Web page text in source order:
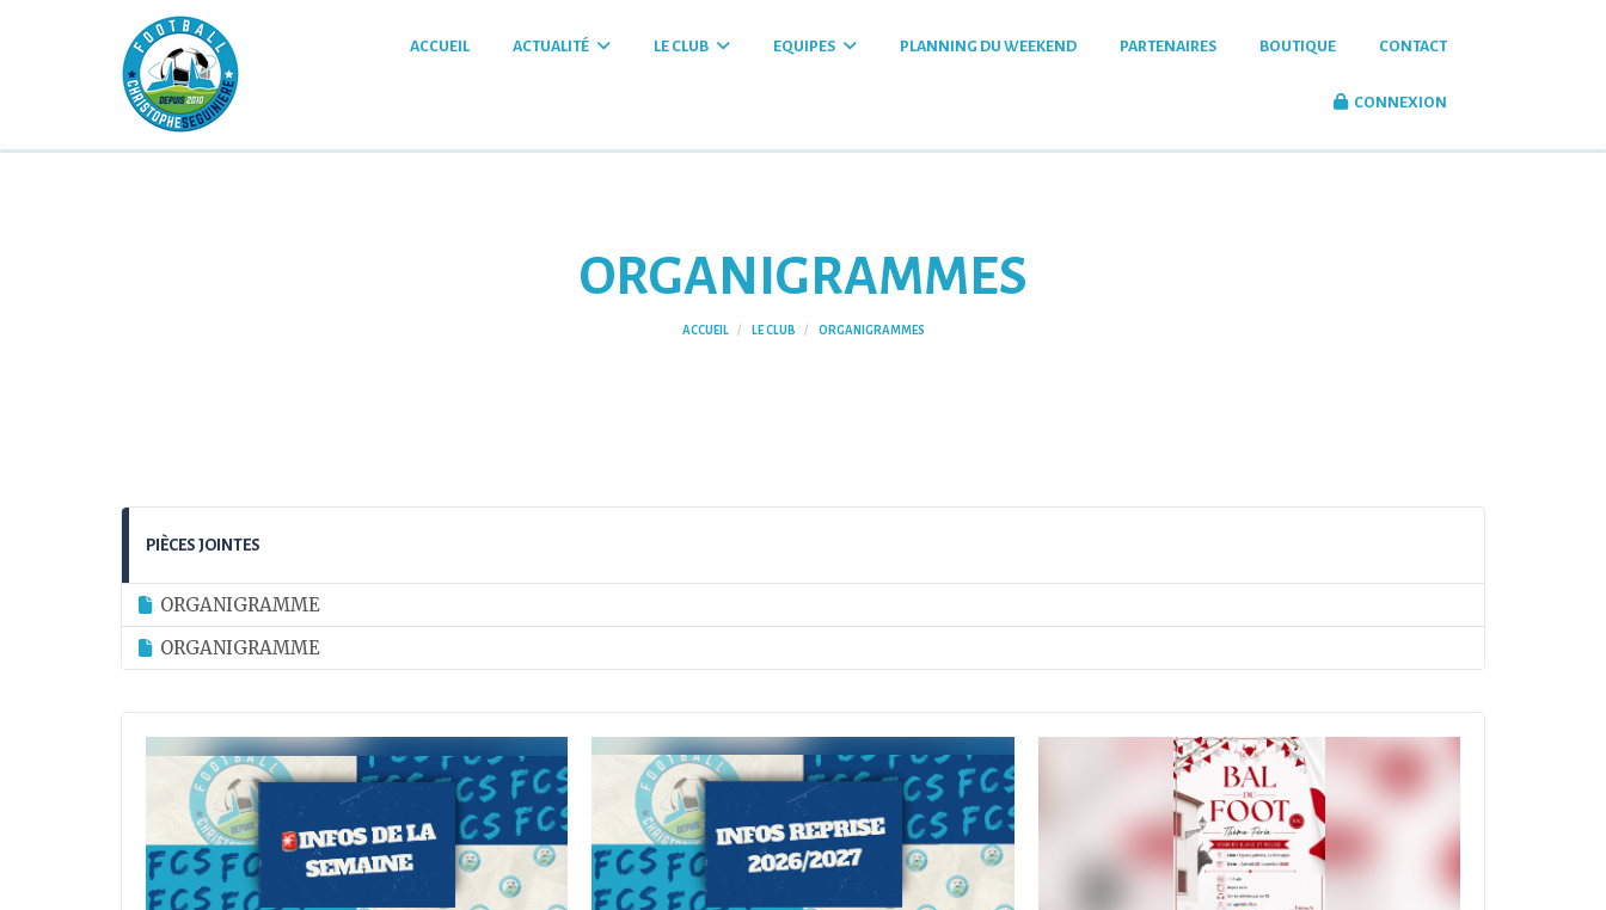
ACCUEIL ACTUALITÉ LE CLUB EQUIPES PLANNING DU WEEKEND PARTENAIRES BOUTIQUE CONTACT
CONNEXION
ORGANIGRAMMES
ACCUEIL LE CLUB ORGANIGRAMMES
PIÈCES JOINTES
ORGANIGRAMME
ORGANIGRAMME
Panneau de gestion des cookies